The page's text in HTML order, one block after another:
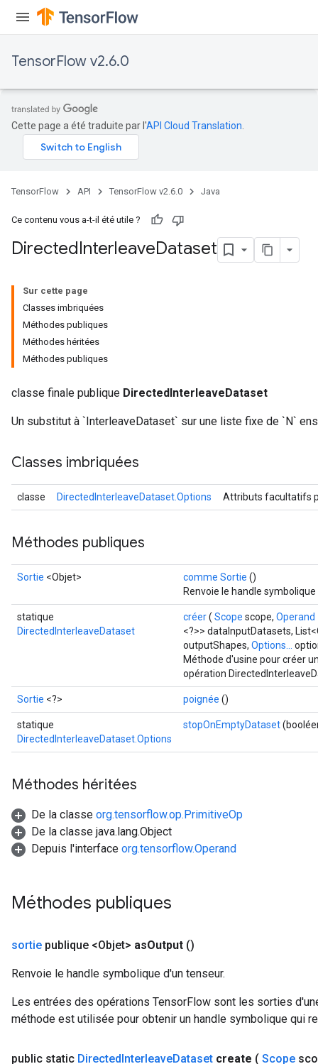
TensorFlow v2.6.0
Cette page a été traduite par l'API Cloud Translation
TensorFlow API TensorFlow v2.6.0 Java
Ce contenu vous a-t-il été utile ?
DirectedInterleaveDataset
Sur cette page
Classes imbriquées
Méthodes publiques
Méthodes héritées
Méthodes publiques
classe finale publique DirectedInterleaveDataset
Un substitut à `InterleaveDataset` sur une liste fixe de `N`
Classes imbriquées
classe DirectedInterleaveDataset.Options Attributs facultatifs
Méthodes publiques
Sortie <Objet> comme Sortie ()
Renvoie le handle
statique
DirectedInterleaveDataset
créer( Scope scope, Operand
<?>> dataInputDatasets,
outputShapes, Options...
Méthode d'usine pour créer
opération
Sortie <?> poignée ()
statique
DirectedInterleaveDataset.Options
stopOnEmptyDataset
Méthodes héritées
De la classe org.tensorflow.op.PrimitiveOp
De la classe java.lang.Object
Depuis l'interface org.tensorflow.Operand
Méthodes publiques
sortie publique <Objet> asOutput ()
Renvoie le handle symbolique d'un tenseur.
Les entrées des opérations TensorFlow sont les sorties
méthode est utilisée pour obtenir un handle symbolique qui
public static DirectedInterleaveDataset create ( Scope